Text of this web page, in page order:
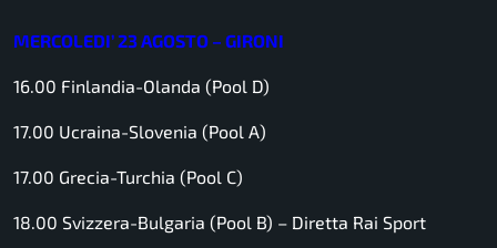
MERCOLEDI’ 23 AGOSTO – GIRONI
16.00 Finlandia-Olanda (Pool D)
17.00 Ucraina-Slovenia (Pool A)
17.00 Grecia-Turchia (Pool C)
18.00 Svizzera-Bulgaria (Pool B) – Diretta Rai Sport